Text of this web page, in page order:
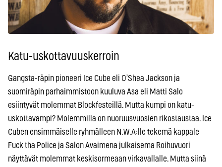
Katu-uskottavuuskerroin
Gangsta-räpin pioneeri Ice Cube eli O’Shea Jackson ja
suomiräpin parhaimmistoon kuuluva Asa eli Matti Salo
esiintyvät molemmat Blockfesteillä. Mutta kumpi on katu-
uskottavampi? Molemmilla on nuoruusvuosien rikostaustaa. Ice
Cuben ensimmäiselle ryhmälleen N.W.A:lle tekemä kappale
Fuck tha Police ja Salon Avaimena julkaisema Roihuvuori
näyttävät molemmat keskisormeaan virkavallalle. Mutta siinä